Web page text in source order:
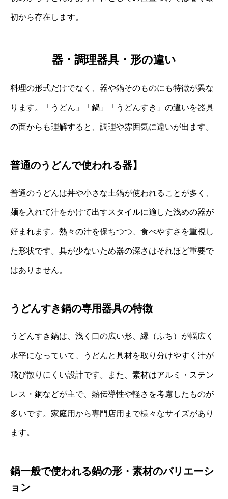
初から存在します。
器・調理器具・形の違い
料理の形式だけでなく、器や鍋そのものにも特徴が異な
ります。「うどん」「鍋」「うどんすき」の違いを器具
の面からも理解すると、調理や雰囲気に違いが出ます。
普通のうどんで使われる器】
普通のうどんは丼や小さな土鍋が使われることが多く、
麺を入れて汁をかけて出すスタイルに適した浅めの器が
好まれます。熱々の汁を保ちつつ、食べやすさを重視し
た形状です。具が少ないため器の深さはそれほど重要で
はありません。
うどんすき鍋の専用器具の特徴
うどんすき鍋は、浅く口の広い形、縁（ふち）が幅広く
水平になっていて、うどんと具材を取り分けやすく汁が
飛び散りにくい設計です。また、素材はアルミ・ステン
レス・銅などが主で、熱伝導性や軽さを考慮したものが
多いです。家庭用から専門店用まで様々なサイズがあり
ます。
鍋一般で使われる鍋の形・素材のバリエーシ
ョン